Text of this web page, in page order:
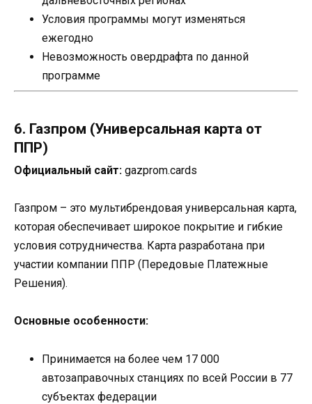
Условия программы могут изменяться
ежегодно
Невозможность овердрафта по данной
программе
6. Газпром (Универсальная карта от
ППР)
Официальный сайт: gazprom.cards
Газпром – это мультибрендовая универсальная карта,
которая обеспечивает широкое покрытие и гибкие
условия сотрудничества. Карта разработана при
участии компании ППР (Передовые Платежные
Решения).
Основные особенности:
Принимается на более чем 17 000
автозаправочных станциях по всей России в 77
субъектах федерации